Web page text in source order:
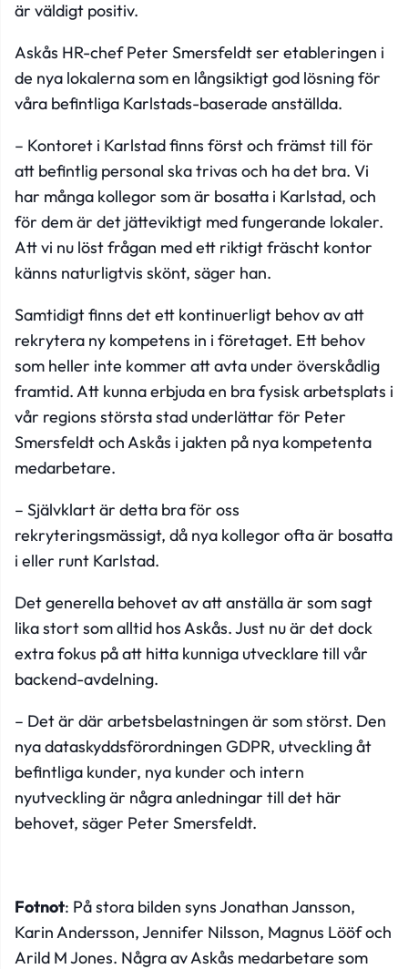
är väldigt positiv.
Askås HR-chef Peter Smersfeldt ser etableringen i
de nya lokalerna som en långsiktigt god lösning för
våra befintliga Karlstads-baserade anställda.
– Kontoret i Karlstad finns först och främst till för
att befintlig personal ska trivas och ha det bra. Vi
har många kollegor som är bosatta i Karlstad, och
för dem är det jätteviktigt med fungerande lokaler.
Att vi nu löst frågan med ett riktigt fräscht kontor
känns naturligtvis skönt, säger han.
Samtidigt finns det ett kontinuerligt behov av att
rekrytera ny kompetens in i företaget. Ett behov
som heller inte kommer att avta under överskådlig
framtid. Att kunna erbjuda en bra fysisk arbetsplats i
vår regions största stad underlättar för Peter
Smersfeldt och Askås i jakten på nya kompetenta
medarbetare.
– Självklart är detta bra för oss
rekryteringsmässigt, då nya kollegor ofta är bosatta
i eller runt Karlstad.
Det generella behovet av att anställa är som sagt
lika stort som alltid hos Askås. Just nu är det dock
extra fokus på att hitta kunniga utvecklare till vår
backend-avdelning.
– Det är där arbetsbelastningen är som störst. Den
nya dataskyddsförordningen GDPR, utveckling åt
befintliga kunder, nya kunder och intern
nyutveckling är några anledningar till det här
behovet, säger Peter Smersfeldt.
Fotnot: På stora bilden syns Jonathan Jansson,
Karin Andersson, Jennifer Nilsson, Magnus Lööf och
Arild M Jones. Några av Askås medarbetare som